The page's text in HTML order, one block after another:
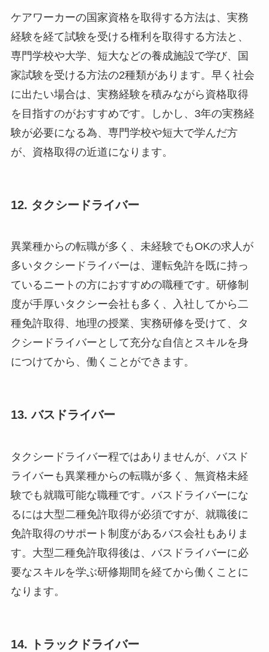
ケアワーカーの国家資格を取得する方法は、実務
経験を経て試験を受ける権利を取得する方法と、
専門学校や大学、短大などの養成施設で学び、国
家試験を受ける方法の2種類があります。早く社会
に出たい場合は、実務経験を積みながら資格取得
を目指すのがおすすめです。しかし、3年の実務経
験が必要になる為、専門学校や短大で学んだ方
が、資格取得の近道になります。
12. タクシードライバー
異業種からの転職が多く、未経験でもOKの求人が
多いタクシードライバーは、運転免許を既に持っ
ているニートの方におすすめの職種です。研修制
度が手厚いタクシー会社も多く、入社してから二
種免許取得、地理の授業、実務研修を受けて、タ
クシードライバーとして充分な自信とスキルを身
につけてから、働くことができます。
13. バスドライバー
タクシードライバー程ではありませんが、バスド
ライバーも異業種からの転職が多く、無資格未経
験でも就職可能な職種です。バスドライバーにな
るには大型二種免許取得が必須ですが、就職後に
免許取得のサポート制度があるバス会社もありま
す。大型二種免許取得後は、バスドライバーに必
要なスキルを学ぶ研修期間を経てから働くことに
なります。
14. トラックドライバー